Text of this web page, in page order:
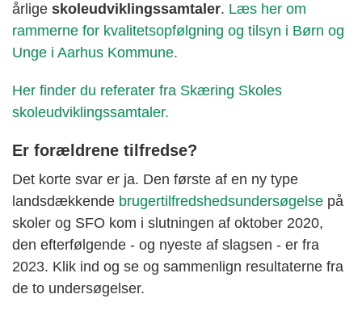
årlige skoleudviklingssamtaler. Læs her om
rammerne for kvalitetsopfølgning og tilsyn i Børn og
Unge i Aarhus Kommune.
Her finder du referater fra Skæring Skoles
skoleudviklingssamtaler.
Er forældrene tilfredse?
Det korte svar er ja. Den første af en ny type
landsdækkende brugertilfredshedsundersøgelse på
skoler og SFO kom i slutningen af oktober 2020,
den efterfølgende - og nyeste af slagsen - er fra
2023. Klik ind og se og sammenlign resultaterne fra
de to undersøgelser.